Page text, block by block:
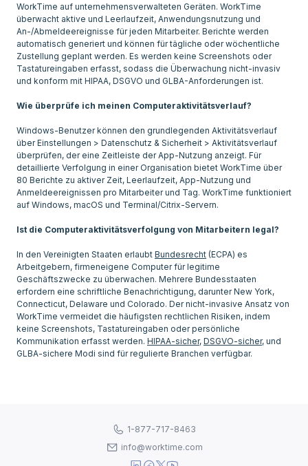
WorkTime auf unternehmensverwalteten Geräten. WorkTime
überwacht aktive und Leerlaufzeit, Anwendungsnutzung und
An-/Abmeldeereignisse für jeden Mitarbeiter. Berichte werden
automatisch generiert und können für tägliche oder wöchentliche
Zustellung geplant werden. Es werden keine Screenshots oder
Tastatureingaben erfasst, sodass die Überwachung nicht-invasiv
und konform mit HIPAA, DSGVO und GLBA-Anforderungen ist.
Wie überprüfe ich meinen Computeraktivitätsverlauf?
Windows-Benutzer können den grundlegenden Aktivitätsverlauf
über Einstellungen > Datenschutz & Sicherheit > Aktivitätsverlauf
überprüfen, der eine Zeitleiste der App-Nutzung anzeigt. Für
detaillierte Verfolgung in einer Organisation bietet WorkTime über
80 Berichte zu aktiver Zeit, Leerlaufzeit, App-Nutzung und
Anmeldeereignissen pro Mitarbeiter und Tag. WorkTime funktioniert
auf Windows, macOS und Terminal/Citrix-Servern.
Ist die Computeraktivitätsverfolgung von Mitarbeitern legal?
In den Vereinigten Staaten erlaubt Bundesrecht (ECPA) es
Arbeitgebern, firmeneigene Computer für legitime
Geschäftszwecke zu überwachen. Mehrere Bundesstaaten
erfordern eine schriftliche Benachrichtigung, darunter New York,
Connecticut, Delaware und Colorado. Der nicht-invasive Ansatz von
WorkTime vermeidet die häufigsten rechtlichen Risiken, indem
keine Screenshots, Tastatureingaben oder persönliche
Kommunikation erfasst werden. HIPAA-sicher, DSGVO-sicher, und
1-877-717-8463
info@worktime.com